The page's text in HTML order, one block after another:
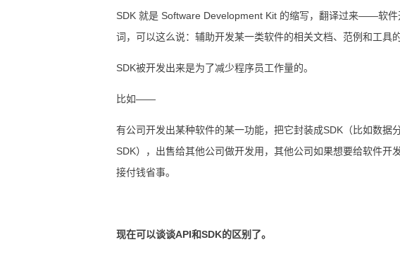
SDK 就是 Software Development Kit 的缩写，翻译过来——软件
词，可以这么说：辅助开发某一类软件的相关文档、范例和工具
SDK被开发出来是为了减少程序员工作量的。
比如——
有公司开发出某种软件的某一功能，把它封装成SDK（比如数据
SDK），出售给其他公司做开发用，其他公司如果想要给软件开
接付钱省事。
现在可以谈谈API和SDK的区别了。